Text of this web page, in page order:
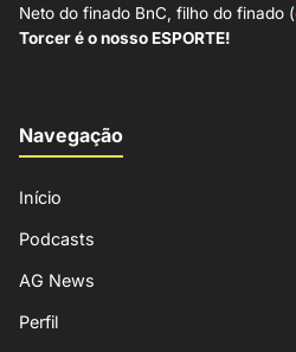
Neto do finado BnC, filho do finado (
Torcer é o nosso ESPORTE!
Navegação
Início
Podcasts
AG News
Perfil